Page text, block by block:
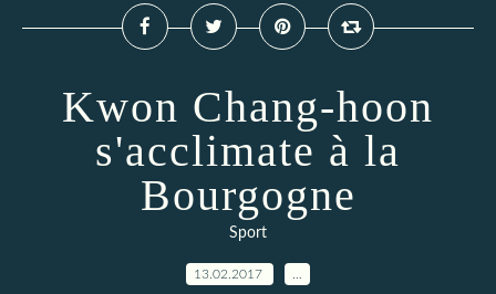
Kwon Chang-hoon
s'acclimate à la
Bourgogne
Sport
13.02.2017